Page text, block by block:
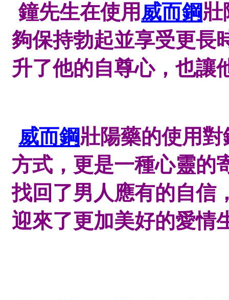
鐘先生在使用威而鋼壯
夠保持勃起並享受更長
升了他的自尊心，也讓
威而鋼壯陽藥的使用對
方式，更是一種心靈的
找回了男人應有的自信
迎來了更加美好的愛情